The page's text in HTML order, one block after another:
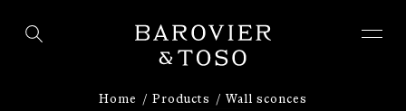
Home Products Wall sconces
ENTER